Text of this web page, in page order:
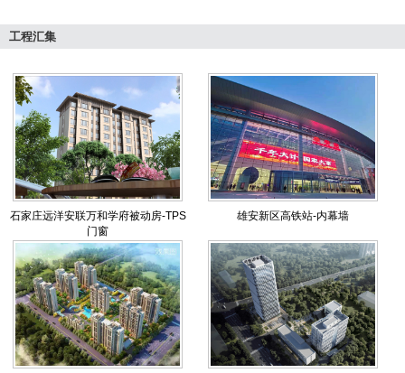
工程汇集
石家庄远洋安联万和学府被动房-TPS
门窗
雄安新区高铁站-内幕墙